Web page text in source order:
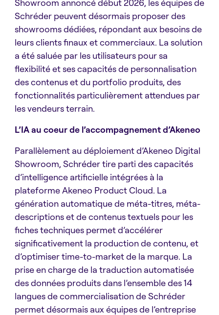
Showroom annoncé début 2026, les équipes de
Schréder peuvent désormais proposer des
showrooms dédiées, répondant aux besoins de
leurs clients finaux et commerciaux. La solution
a été saluée par les utilisateurs pour sa
flexibilité et ses capacités de personnalisation
des contenus et du portfolio produits, des
fonctionnalités particulièrement attendues par
les vendeurs terrain.
L’IA au coeur de l’accompagnement d’Akeneo
Parallèlement au déploiement d’Akeneo Digital
Showroom, Schréder tire parti des capacités
d’intelligence artificielle intégrées à la
plateforme Akeneo Product Cloud. La
génération automatique de méta-titres, méta-
descriptions et de contenus textuels pour les
fiches techniques permet d’accélérer
significativement la production de contenu, et
d’optimiser time-to-market de la marque. La
prise en charge de la traduction automatisée
des données produits dans l’ensemble des 14
langues de commercialisation de Schréder
permet désormais aux équipes de l’entreprise